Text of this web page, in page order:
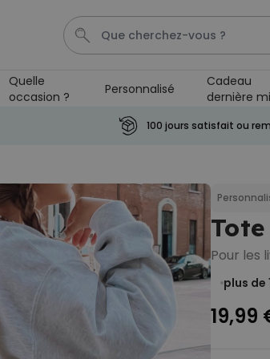
Photo Sur Plexiglas
Verre à gin
texte
19,99 €
Personnalisable
Chaussettes
Quelle
occasion ?
Personnalisé
Cadeau
dernière
100 jours satisfait ou
Pour les
plus de
19,99